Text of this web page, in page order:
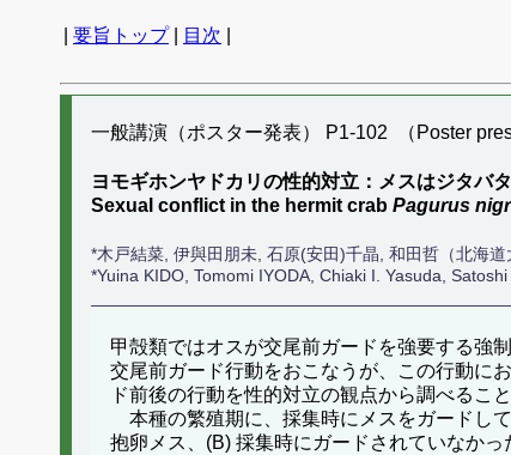
要旨トップ| 目次
一般講演（ポスター発表） P1-102 （Poster
ヨモギホンヤドカリの性的対立：メスはジタバ
Sexual conflict in the hermit crab Pagurus
*木戸結菜, 伊與田朋未, 石原(安田)千晶, 和田哲（北海道
*Yuina KIDO, Tomomi IYODA, Chiaki I. Yasuda, Satoshi
甲殻類ではオスが交尾前ガードを強要する強
交尾前ガード行動をおこなうが、この行動に
ド前後の行動を性的対立の観点から調べるこ
本種の繁殖期に、採集時にメスをガードし
抱卵メス、(B) 採集時にガードされていなか